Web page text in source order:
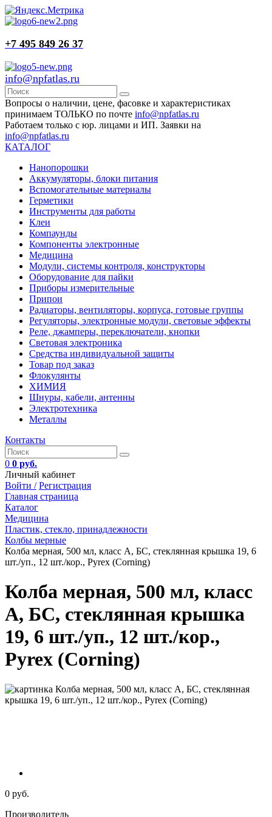
+7 495 849 26 37
info@npfatlas.ru
Вопросы о наличии, цене, фасовке и характеристиках
принимаем ТОЛЬКО по почте info@npfatlas.ru
Работаем только с юр. лицами и ИП. Заявки на
info@npfatlas.ru
КАТАЛОГ
Нанопорошки
Аккумуляторы, блоки питания
Вспомогательные материалы
Герметики
Инструменты для работы
Клеи
Компаунды
Компоненты электронные
Медицина
Модули, системы контроля, конструкторы
Оборудование для пайки
Приборы измерительные
Припои
Радиаторы, вентиляторы, корпуса, готовые группы
Регуляторы, электронные модули, световые эффекты
Реле, джамперы, переключатели, кнопки
Световая электроника
Средства индивидуальной защиты
Товар под заказ
Флокулянты
ХИМИЯ
Шнуры, кабели, антенны
Электротехника
Металлы
Контакты
0 0 руб.
Личный кабинет
Войти / Регистрация
Главная страница
Каталог
Медицина
Пластик, стекло, принадлежности
Колбы мерные
Колба мерная, 500 мл, класс А, БС, стеклянная крышка 19, 6
шт./уп., 12 шт./кор., Pyrex (Corning)
Колба мерная, 500 мл, класс
А, БС, стеклянная крышка
19, 6 шт./уп., 12 шт./кор.,
Pyrex (Corning)
0 руб.
Производитель